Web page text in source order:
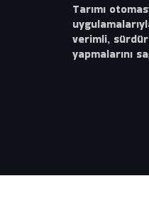
Tarımı
verimli,
yapmalarını